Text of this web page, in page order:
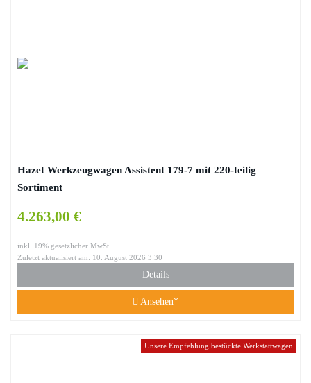
Hazet Werkzeugwagen Assistent 179-7 mit 220-teilig
Sortiment
4.263,00 €
inkl. 19% gesetzlicher MwSt.
Zuletzt aktualisiert am: 10. August 2026 3:30
Details
Ansehen*
Unsere Empfehlung bestückte Werkstattwagen